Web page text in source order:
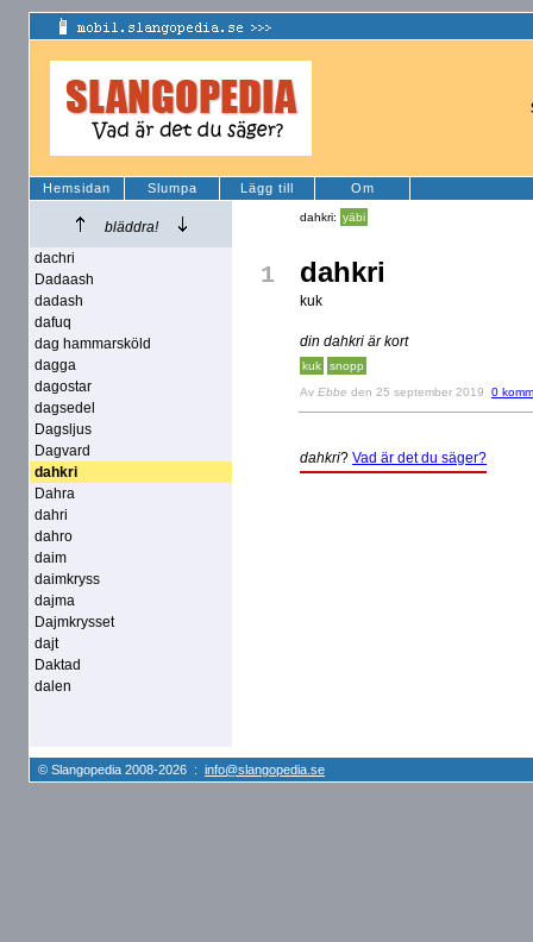
Hemsidan Slumpa Lägg till Om
bläddra!
dachri
Dadaash
dadash
dafuq
dag hammarsköld
dagga
dagostar
dagsedel
Dagsljus
Dagvard
dahkri
Dahra
dahri
dahro
daim
daimkryss
dajma
Dajmkrysset
dajt
Daktad
dalen
dahkri: yäbi
1 dahkri
kuk
din dahkri är kort
kuk snopp
Av Ebbe den 25 september 2019 0
dahkri? Vad är det du säger?
© Slangopedia 2008-2026 : info@slangopedia.se